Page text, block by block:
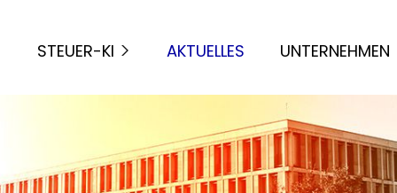
STEUER-KI AKTUELLES UNTERNEHMEN